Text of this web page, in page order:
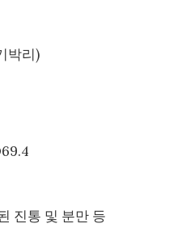
박리)
진통 및 분만 등